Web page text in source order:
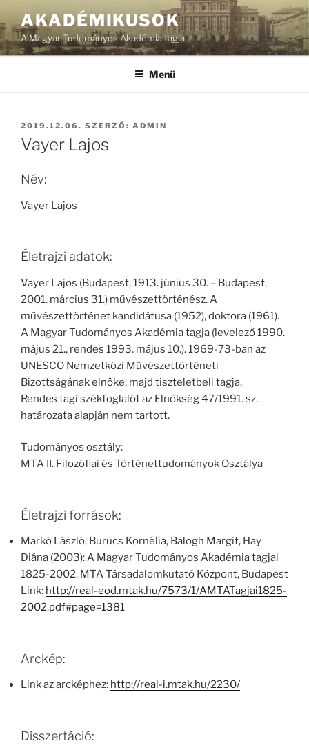
AKADÉMIKUSOK
A Magyar Tudományos Akadémia tagjai
Menü
BEKÜLDVE:
2019.12.06. SZERZŐ: ADMIN
Vayer Lajos
Név:
Vayer Lajos
Életrajzi adatok:
Vayer Lajos (Budapest, 1913. június 30. – Budapest,
2001. március 31.) művészettörténész. A
művészettörténet kandidátusa (1952), doktora (1961).
A Magyar Tudományos Akadémia tagja (levelező 1990.
május 21., rendes 1993. május 10.). 1969-73-ban az
UNESCO Nemzetközi Művészettörténeti
Bizottságának elnöke, majd tiszteletbeli tagja.
Rendes tagi székfoglalót az Elnökség 47/1991. sz.
határozata alapján nem tartott.
Tudományos osztály:
MTA II. Filozófiai és Történettudományok Osztálya
Életrajzi források:
Markó László, Burucs Kornélia, Balogh Margit, Hay
Diána (2003): A Magyar Tudományos Akadémia tagjai
1825-2002. MTA Társadalomkutató Központ, Budapest
Link: http://real-eod.mtak.hu/7573/1/AMTATagjai1825-
2002.pdf#page=1381
Arckép:
Link az arcképhez: http://real-i.mtak.hu/2230/
Disszertáció: